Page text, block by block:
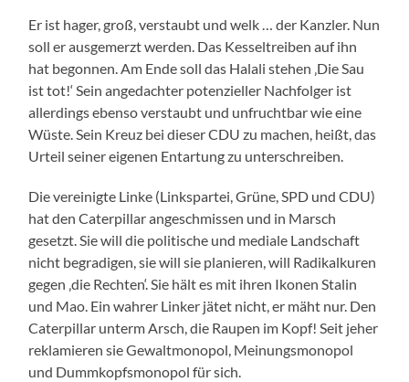
Er ist hager, groß, verstaubt und welk … der Kanzler. Nun
soll er ausgemerzt werden. Das Kesseltreiben auf ihn
hat begonnen. Am Ende soll das Halali stehen ‚Die Sau
ist tot!‘ Sein angedachter potenzieller Nachfolger ist
allerdings ebenso verstaubt und unfruchtbar wie eine
Wüste. Sein Kreuz bei dieser CDU zu machen, heißt, das
Urteil seiner eigenen Entartung zu unterschreiben.
Die vereinigte Linke (Linkspartei, Grüne, SPD und CDU)
hat den Caterpillar angeschmissen und in Marsch
gesetzt. Sie will die politische und mediale Landschaft
nicht begradigen, sie will sie planieren, will Radikalkuren
gegen ‚die Rechten‘. Sie hält es mit ihren Ikonen Stalin
und Mao. Ein wahrer Linker jätet nicht, er mäht nur. Den
Caterpillar unterm Arsch, die Raupen im Kopf! Seit jeher
reklamieren sie Gewaltmonopol, Meinungsmonopol
und Dummkopfsmonopol für sich.